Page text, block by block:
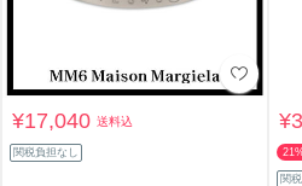
¥17,040送料込
関税負担なし
関